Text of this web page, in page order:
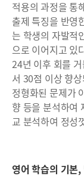
적용의 과정을 통
출제 특징을 반영
는 학생의 자발적
으로 이어지고 있
24년 이후 회를
서 30점 이상 향
정형화된 문제가
향 등을 분석하여
교 분석하여 정성
영어 학습의 기본